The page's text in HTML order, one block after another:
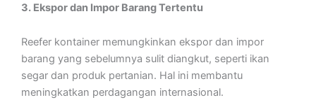
3. Ekspor dan Impor Barang Tertentu
Reefer kontainer memungkinkan ekspor dan impor
barang yang sebelumnya sulit diangkut, seperti ikan
segar dan produk pertanian. Hal ini membantu
meningkatkan perdagangan internasional.